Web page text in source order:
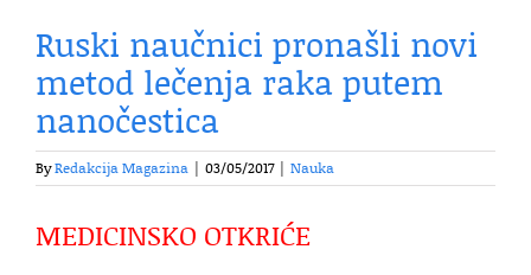
Ruski naučnici pronašli novi
metod lečenja raka putem
nanočestica
ByRedakcija Magazina 03/05/2017 Nauka
MEDICINSKO OTKRIĆE